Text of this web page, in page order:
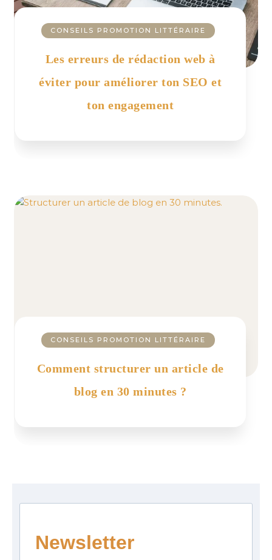
CONSEILS PROMOTION LITTÉRAIRE
Les erreurs de rédaction web à
éviter pour améliorer ton SEO et
ton engagement
CONSEILS PROMOTION LITTÉRAIRE
Comment structurer un article de
blog en 30 minutes ?
Newsletter